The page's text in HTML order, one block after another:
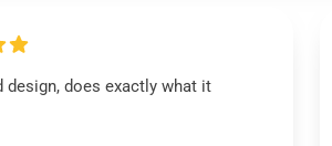
design, does exactly what it